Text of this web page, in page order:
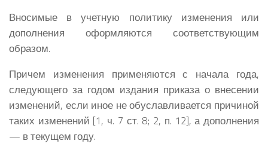
Вносимые в учетную политику изменения или
дополнения оформляются соответствующим
образом.
Причем изменения применяются с начала года,
следующего за годом издания приказа о внесении
изменений, если иное не обуславливается причиной
таких изменений [1, ч. 7 ст. 8; 2, п. 12], а дополнения
— в текущем году.